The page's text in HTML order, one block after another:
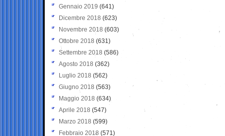
Gennaio 2019 (641)
Dicembre 2018 (623)
Novembre 2018 (603)
Ottobre 2018 (631)
Settembre 2018 (586)
Agosto 2018 (362)
Luglio 2018 (562)
Giugno 2018 (563)
Maggio 2018 (634)
Aprile 2018 (547)
Marzo 2018 (599)
Febbraio 2018 (571)